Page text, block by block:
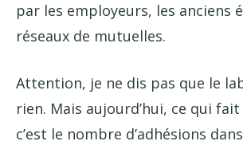
par les employeurs, les anciens
réseaux de mutuelles.
Attention, je ne dis pas que le
rien. Mais aujourd’hui, ce qui
c’est le nombre d’adhésions